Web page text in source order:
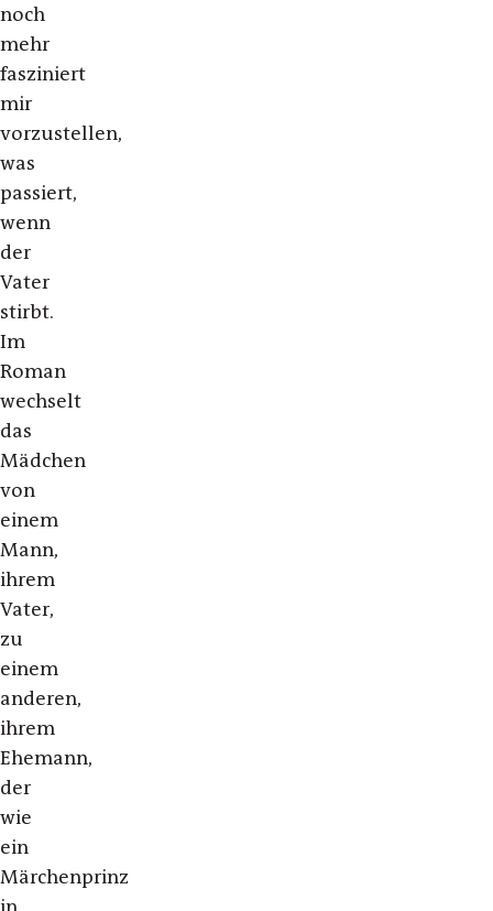
noch
mehr
fasziniert
mir
vorzustellen,
was
passiert,
wenn
der
Vater
stirbt.
Im
Roman
wechselt
das
Mädchen
von
einem
Mann,
ihrem
Vater,
zu
einem
anderen,
ihrem
Ehemann,
der
wie
ein
Märchenprinz